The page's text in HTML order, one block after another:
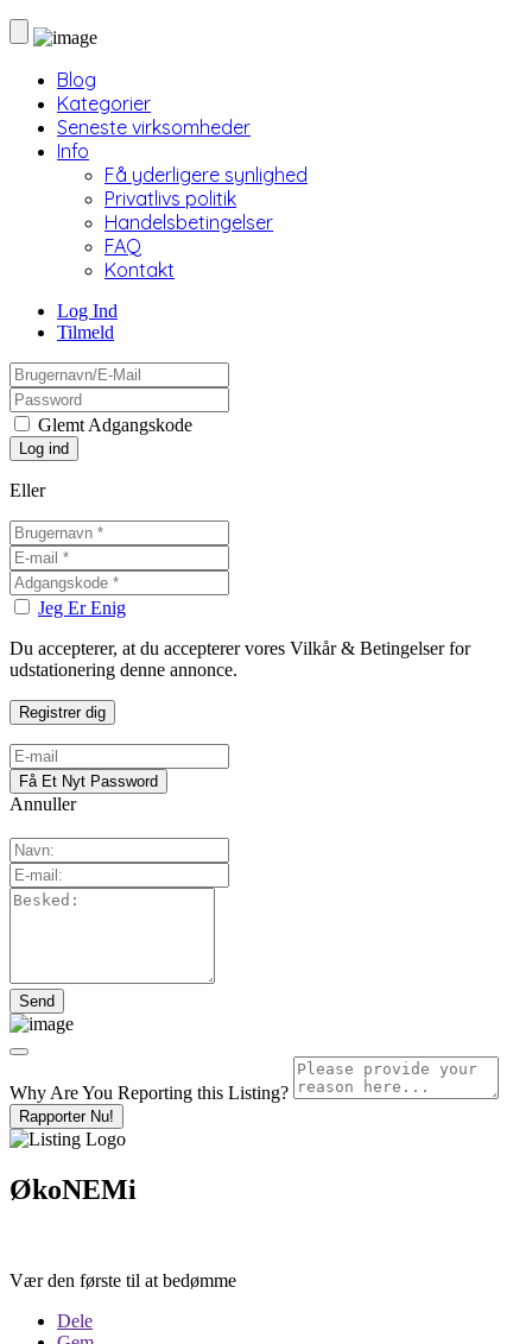
Blog
Kategorier
Seneste virksomheder
Info
Få yderligere synlighed
Privatlivs politik
Handelsbetingelser
FAQ
Kontakt
Log Ind
Tilmeld
Glemt Adgangskode
Eller
Jeg Er Enig
Du accepterer, at du accepterer vores Vilkår & Betingelser for
udstationering denne annonce.
Annuller
Why Are You Reporting this Listing?
Rapporter Nu!
ØkoNEMi
Vær den første til at bedømme
Dele